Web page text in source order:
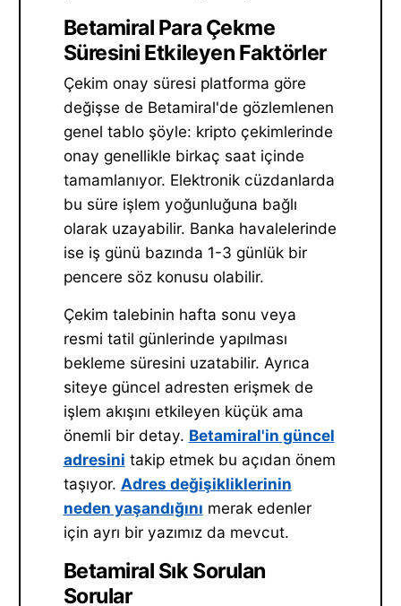
Betamiral Para Çekme
Süresini Etkileyen Faktörler
Çekim onay süresi platforma göre
değişse de Betamiral'de gözlemlenen
genel tablo şöyle: kripto çekimlerinde
onay genellikle birkaç saat içinde
tamamlanıyor. Elektronik cüzdanlarda
bu süre işlem yoğunluğuna bağlı
olarak uzayabilir. Banka havalelerinde
ise iş günü bazında 1-3 günlük bir
pencere söz konusu olabilir.
Çekim talebinin hafta sonu veya
resmi tatil günlerinde yapılması
bekleme süresini uzatabilir. Ayrıca
siteye güncel adresten erişmek de
işlem akışını etkileyen küçük ama
önemli bir detay. Betamiral'in güncel
adresini takip etmek bu açıdan önem
taşıyor. Adres değişikliklerinin
neden yaşandığını merak edenler
için ayrı bir yazımız da mevcut.
Betamiral Sık Sorulan
Sorular